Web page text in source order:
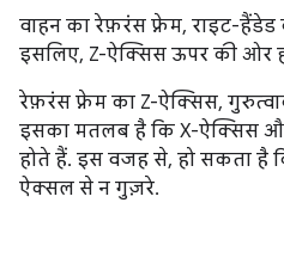
वाहन का रेफ़रंस फ़्रेम, राइट-हैंडेड
इसलिए, Z-ऐक्सिस ऊपर की ओर
रेफ़रंस फ़्रेम का Z-ऐक्सिस,
इसका मतलब है कि X-ऐक्सिस और
होते हैं. इस वजह से, हो सकता है
ऐक्सल से न गुज़रे.